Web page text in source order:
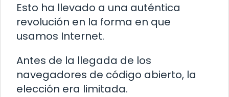
Esto ha llevado a una auténtica
revolución en la forma en que
usamos Internet.
Antes de la llegada de los
navegadores de código abierto, la
elección era limitada.